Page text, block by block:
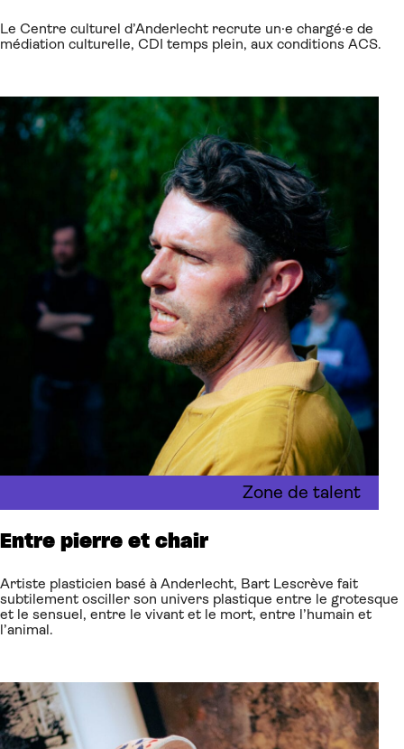
Le Centre culturel d’Anderlecht recrute un·e chargé·e de
médiation culturelle, CDI temps plein, aux conditions ACS.
Zone de talent
Entre pierre et chair
Artiste plasticien basé à Anderlecht, Bart Lescrève fait
subtilement osciller son univers plastique entre le grotesque
et le sensuel, entre le vivant et le mort, entre l’humain et
l’animal.